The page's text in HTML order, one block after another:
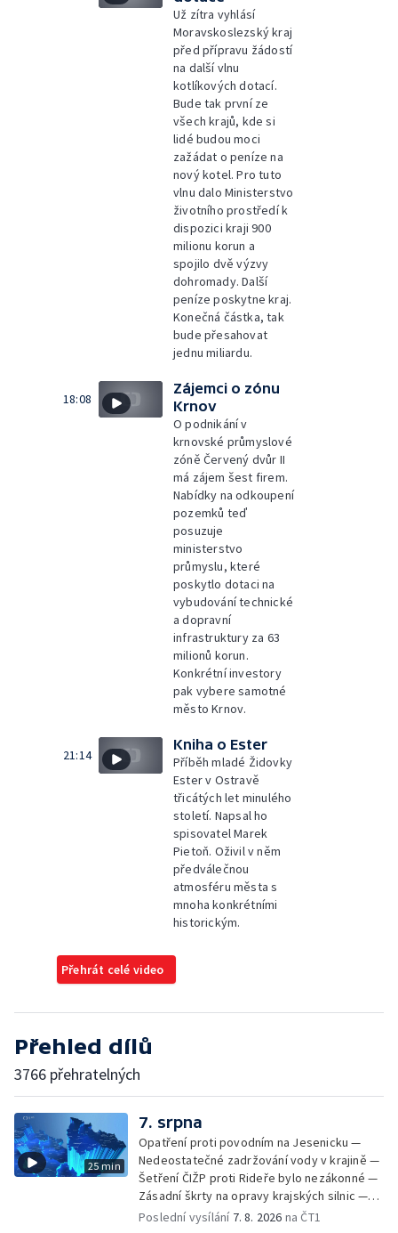
Už zítra vyhlásí
Moravskoslezský kraj
před přípravu žádostí
na další vlnu
kotlíkových dotací.
Bude tak první ze
všech krajů, kde si
lidé budou moci
zažádat o peníze na
nový kotel. Pro tuto
vlnu dalo Ministerstvo
životního prostředí k
dispozici kraji 900
milionu korun a
spojilo dvě výzvy
dohromady. Další
peníze poskytne kraj.
Konečná částka, tak
bude přesahovat
jednu miliardu.
18:08
Zájemci o zónu
Krnov
O podnikání v
krnovské průmyslové
zóně Červený dvůr II
má zájem šest firem.
Nabídky na odkoupení
pozemků teď
posuzuje
ministerstvo
průmyslu, které
poskytlo dotaci na
vybudování technické
a dopravní
infrastruktury za 63
milionů korun.
Konkrétní investory
pak vybere samotné
město Krnov.
21:14
Kniha o Ester
Příběh mladé Židovky
Ester v Ostravě
třicátých let minulého
století. Napsal ho
spisovatel Marek
Pietoň. Oživil v něm
předválečnou
atmosféru města s
mnoha konkrétními
historickým.
Přehrát celé video
Přehled dílů
3766 přehratelných
25 min
7. srpna
Opatření proti povodním na Jesenicku —
Nedeostatečné zadržování vody v krajině —
Šetření ČIŽP proti Rideře bylo nezákonné —
Zásadní škrty na opravy krajských silnic —
Zásadní škrty na opravy krajských silnic —
Poslední vysílání 7. 8. 2026 na ČT1